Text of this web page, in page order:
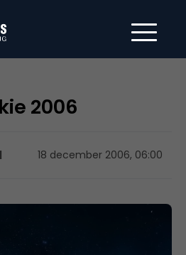
2006
18 december 2006, 06:00